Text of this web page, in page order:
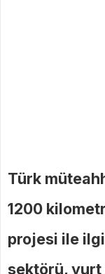
Türk
1200
projesi ile
sektörü, yurt